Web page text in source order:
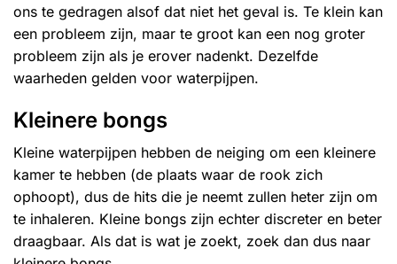
ons te gedragen alsof dat niet het geval is. Te klein kan
een probleem zijn, maar te groot kan een nog groter
probleem zijn als je erover nadenkt. Dezelfde
waarheden gelden voor waterpijpen.
Kleinere bongs
Kleine waterpijpen hebben de neiging om een kleinere
kamer te hebben (de plaats waar de rook zich
ophoopt), dus de hits die je neemt zullen heter zijn om
te inhaleren. Kleine bongs zijn echter discreter en beter
draagbaar. Als dat is wat je zoekt, zoek dan dus naar